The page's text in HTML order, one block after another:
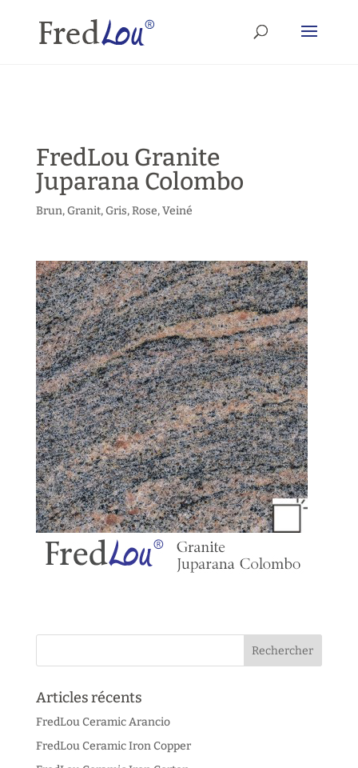
FredLou Granite
Juparana Colombo
Brun,Granit,Gris,Rose,Veiné
Articles récents
FredLou Ceramic Arancio
FredLou Ceramic Iron Copper